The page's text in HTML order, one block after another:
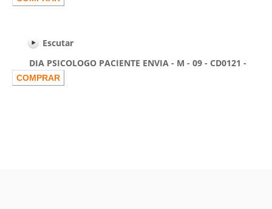
Escutar
DIA PSICOLOGO PACIENTE ENVIA - M - 09 - CD0121 -